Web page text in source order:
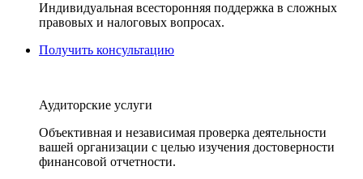
Индивидуальная всесторонняя поддержка в сложных
правовых и налоговых вопросах.
Получить консультацию
Аудиторские услуги
Объективная и независимая проверка деятельности
вашей организации с целью изучения достоверности
финансовой отчетности.